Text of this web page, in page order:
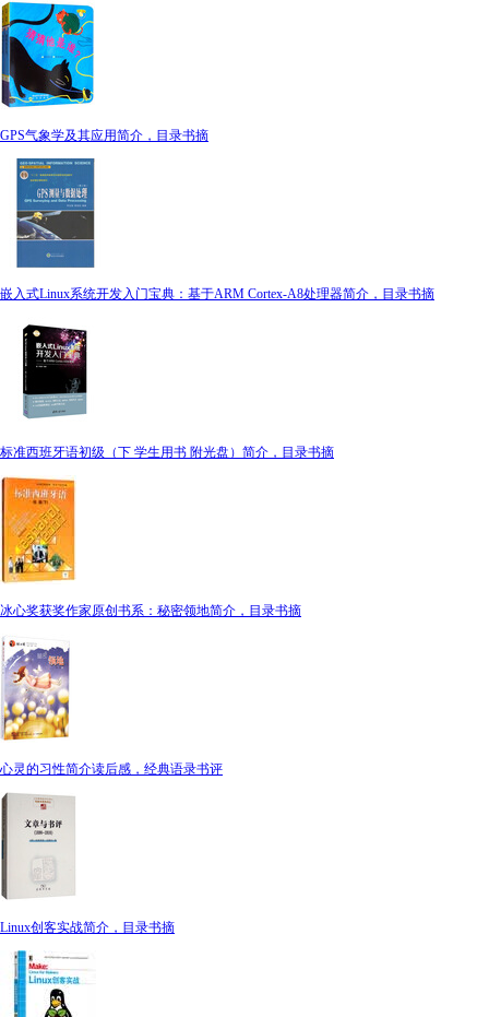
GPS气象学及其应用简介，目录书摘
嵌入式Linux系统开发入门宝典：基于ARM Cortex-A8处理器简介，目录书摘
标准西班牙语初级（下 学生用书 附光盘）简介，目录书摘
冰心奖获奖作家原创书系：秘密领地简介，目录书摘
心灵的习性简介读后感，经典语录书评
Linux创客实战简介，目录书摘